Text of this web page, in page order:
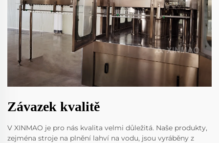
Závazek kvalitě
V XINMAO je pro nás kvalita velmi důležitá. Naše produkty,
zejména stroje na plnění lahví na vodu, jsou vyráběny z